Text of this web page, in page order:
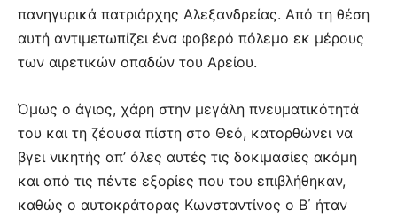
πανηγυρικά πατριάρχης Αλεξανδρείας. Από τη θέση
αυτή αντιμετωπίζει ένα φοβερό πόλεμο εκ μέρους
των αιρετικών οπαδών του Αρείου.
Όμως ο άγιος, χάρη στην μεγάλη πνευματικότητά
του και τη ζέουσα πίστη στο Θεό, κατορθώνει να
βγει νικητής απ’ όλες αυτές τις δοκιμασίες ακόμη
και από τις πέντε εξορίες που του επιβλήθηκαν,
καθώς ο αυτοκράτορας Κωνσταντίνος ο Β΄ ήταν